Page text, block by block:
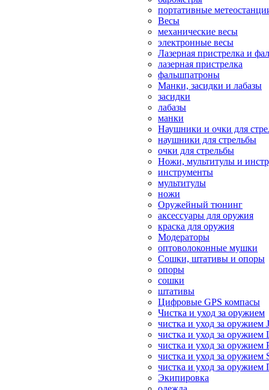
портативные
Весы
механические весы
электронные весы
Лазерная пристрелка и
лазерная пристрелка
фальшпатроны
Манки, засидки и лабазы
засидки
лабазы
манки
Наушники и очки для
наушники для стрельбы
очки для стрельбы
Ножи, мультитулы и
инструменты
мультитулы
ножи
Оружейный тюнинг
аксессуары для оружия
краска для оружия
Модераторы
оптоволоконные мушки
Сошки, штативы и опоры
опоры
сошки
штативы
Цифровые GPS компасы
Чистка и уход за оружием
чистка и уход за оружием
чистка и уход за оружием
чистка и уход за оружием
чистка и уход за оружием
чистка и уход за
Экипировка